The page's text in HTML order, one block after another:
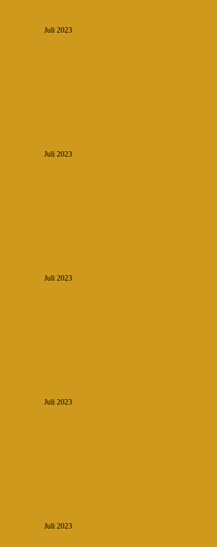
Juli 2023
Juli 2023
Juli 2023
Juli 2023
Juli 2023